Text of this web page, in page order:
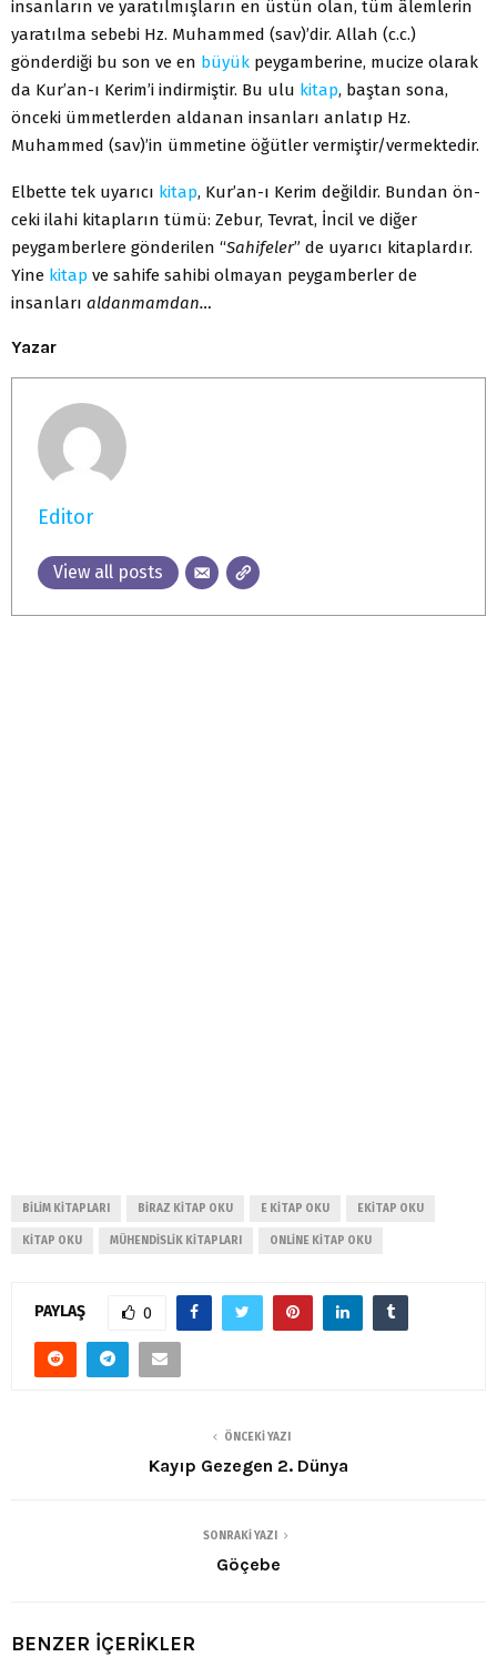
insanla­rın ve yaratılmışların en üstün olan, tüm âlemlerin
yaratılma se­bebi Hz. Muhammed (sav)’dir. Allah (c.c.)
gönderdiği bu son ve en büyük peygamberine, mucize olarak
da Kur’an-ı Kerim’i in­dirmiştir. Bu ulu kitap, baştan sona,
önceki ümmetlerden alda­nan insanları anlatıp Hz.
Muhammed (sav)’in ümmetine öğütler vermiştir/vermektedir.
Elbette tek uyarıcı kitap, Kur’an-ı Kerim değildir. Bundan ön­
ceki ilahi kitapların tümü: Zebur, Tevrat, İncil ve diğer
peygam­berlere gönderilen “Sahifeler” de uyarıcı kitaplardır.
Yine kitap ve sahife sahibi olmayan peygamberler de
insanları aldanmamdan…
Yazar
Editor
View all posts
BILIM KITAPLARI BIRAZ KITAP OKU E KITAP OKU EKITAP OKU
KITAP OKU MÜHENDISLIK KITAPLARI ONLINE KITAP OKU
PAYLAŞ 0
ÖNCEKI YAZI
Kayıp Gezegen 2. Dünya
SONRAKI YAZI
Göçebe
BENZER İÇERİKLER